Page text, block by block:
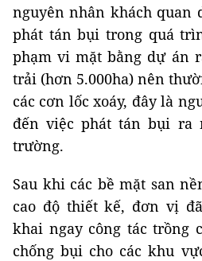
nguyên nhân khách quan
phát tán bụi trong quá
phạm vi mặt bằng dự án
trải (hơn 5.000ha) nên
các cơn lốc xoáy, đây là
đến việc phát tán bụi ra
trường.
Sau khi các bề mặt san
cao độ thiết kế, đơn vị
khai ngay công tác trồng
chống bụi cho các khu